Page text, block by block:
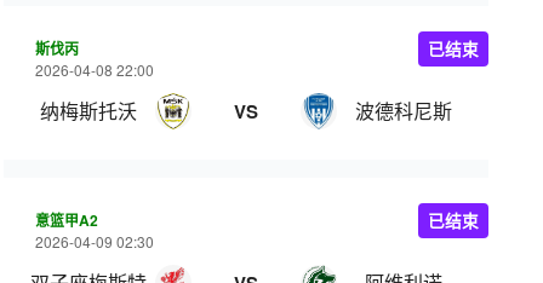
斯伐丙
2026-04-08 22:00
纳梅斯托沃 VS 波德科尼斯
已结束
意篮甲A2
2026-04-09 02:30
已结束